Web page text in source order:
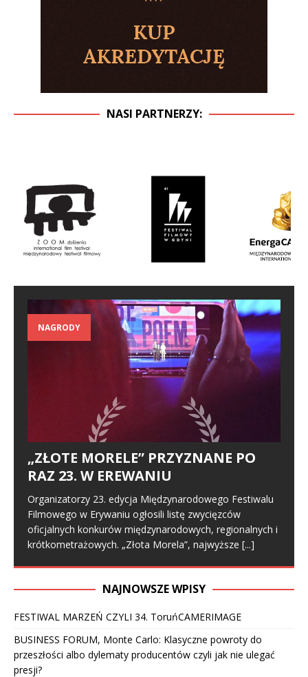
NASI PARTNERZY:
NAGRODY
„ZŁOTE MORELE” PRZYZNANE PO
RAZ 23. W EREWANIU
Organizatorzy 23. edycja Międzynarodowego Festiwalu
Filmowego w Erywaniu ogłosili listę zwycięzców
oficjalnych konkurów międzynarodowych, regionalnych i
krótkometrażowych. „Złota Morela”, najwyższe [...]
NAJNOWSZE WPISY
FESTIWAL MARZEŃ CZYLI 34. ToruńCAMERIMAGE
BUSINESS FORUM, Monte Carlo: Klasyczne powroty do
przeszłości albo dylematy producentów czyli jak nie ulegać
presji?